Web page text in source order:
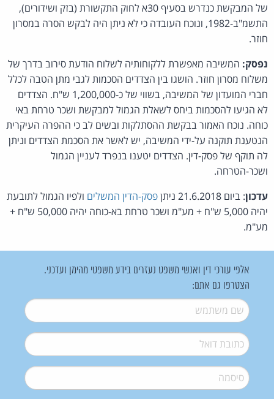
של המבקשת כנדרש בסעיף 30א לחוק התקשורת (בזק ושידורים),
התשמ"ב-1982, ונוכח העובדה כי לא ניתן היה לבקש הסרה במסרון
חוזר.
נפסק: המשיבה מאפשרת ללקוחותיה לשלוח הודעת סירוב בדרך של
משלוח מסרון חוזר. הושגו בין הצדדים הסכמות לגבי מתן הטבה לכלל
חברי המועדון של המשיבה, בשווי של כ-1,200,000 ש"ח. הצדדים
לא הגיעו להסכמות ביחס לשאלת הגמול למבקשת ושכר טרחת באי
כוחה. נוכח האמור בבקשת ההסתלקות ובשים לב כי ההפרה העיקרית
הנטענת תוקנה על-ידי המשיבה, יש לאשר את הסכמת הצדדים וניתן
לה תוקף של פסק-דין. הצדדים יטענו בנפרד לעניין הגמול
ושכר-הטרחה.
עדכון: ביום 21.6.2018 ניתן פסק-הדין המשלים ולפיו הגמול לתובעת
יהיה 5,000 ש"ח + מע"מ ושכר טרחת בא-כוחה יהיה 50,000 ש"ח +
מע"מ.
אלפי עורכי דין ואנשי משפט נעזרים בידע משפטי מהימן ועדכני.
הצטרפו גם אתם:
שם משתמש*
דואל*
סיסמה*